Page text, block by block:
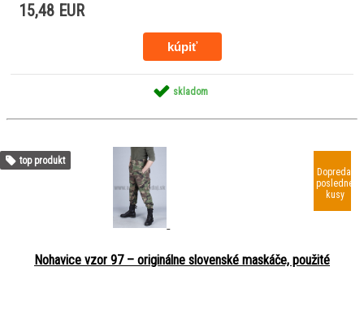
15,48 EUR
skladom
Nohavice vzor 97 – originálne slovenské maskáče, použité
top produkt
Dopredaj
posledné
kusy